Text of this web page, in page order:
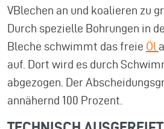
VBlechen an und koalieren zu
Durch spezielle Bohrungen in
Bleche schwimmt das freie Öl
auf. Dort wird es durch
abgezogen. Der
annähernd 100 Prozent.